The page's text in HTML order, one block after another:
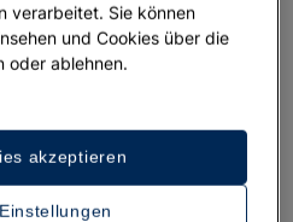
Extremsportarten
Welt
verarbeitet. Sie können
und Cookies über die
oder ablehnen.
akzeptieren